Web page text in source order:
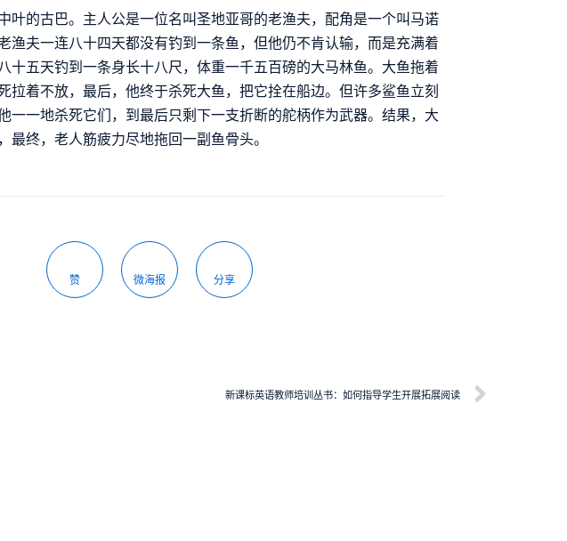
叶的古巴。主人公是一位名叫圣地亚哥的老渔夫，配角是一个叫马诺
渔夫一连八十四天都没有钓到一条鱼，但他仍不肯认输，而是充满着
十五天钓到一条身长十八尺，体重一千五百磅的大马林鱼。大鱼拖着
拉着不放，最后，他终于杀死大鱼，把它拴在船边。但许多鲨鱼立刻
一一地杀死它们，到最后只剩下一支折断的舵柄作为武器。结果，大
最终，老人筋疲力尽地拖回一副鱼骨头。
赞 微海报 分享
新课标英语教师培训丛书：如何指导学生开展拓展阅读